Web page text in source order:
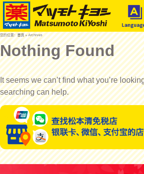
您的位置：首页» Archives
Nothing Found
It seems we can’t find what you’re
searching can help.